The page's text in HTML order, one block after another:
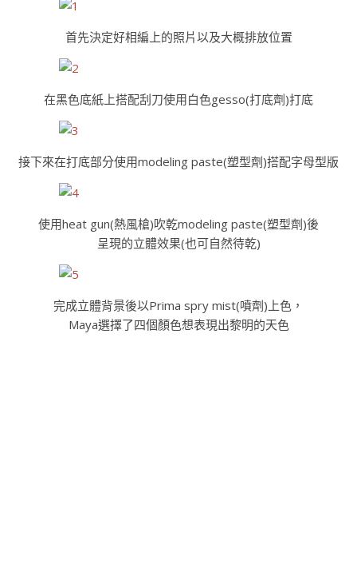
首先決定好相編上的照片以及大概排放位置
在黑色底紙上搭配刮刀使用白色gesso(打底劑)打底
接下來在打底部分使用modeling paste(塑型劑)搭配字母型版
使用heat gun(熱風槍)吹乾modeling paste(塑型劑)後
呈現的立體效果(也可自然待乾)
完成立體背景後以Prima spry mist(噴劑)上色，
Maya選擇了四個顏色想表現出黎明的天色